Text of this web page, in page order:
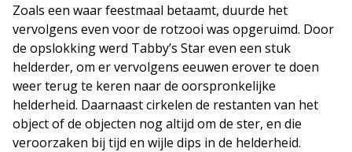
Zoals een waar feestmaal betaamt, duurde het
vervolgens even voor de rotzooi was opgeruimd. Door
de opslokking werd Tabby’s Star even een stuk
helderder, om er vervolgens eeuwen erover te doen
weer terug te keren naar de oorspronkelijke
helderheid. Daarnaast cirkelen de restanten van het
object of de objecten nog altijd om de ster, en die
veroorzaken bij tijd en wijle dips in de helderheid.